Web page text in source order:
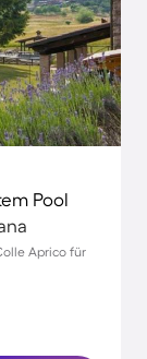
Pool
Aprico für